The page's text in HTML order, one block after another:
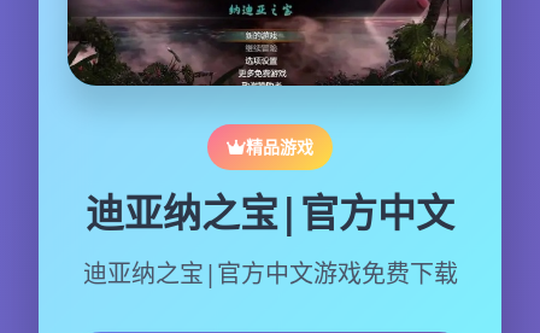
精品游戏
迪亚纳之宝|官方中文
迪亚纳之宝|官方中文游戏免费下载